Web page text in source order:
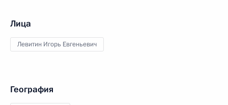
Лица
Левитин Игорь Евгеньевич
География